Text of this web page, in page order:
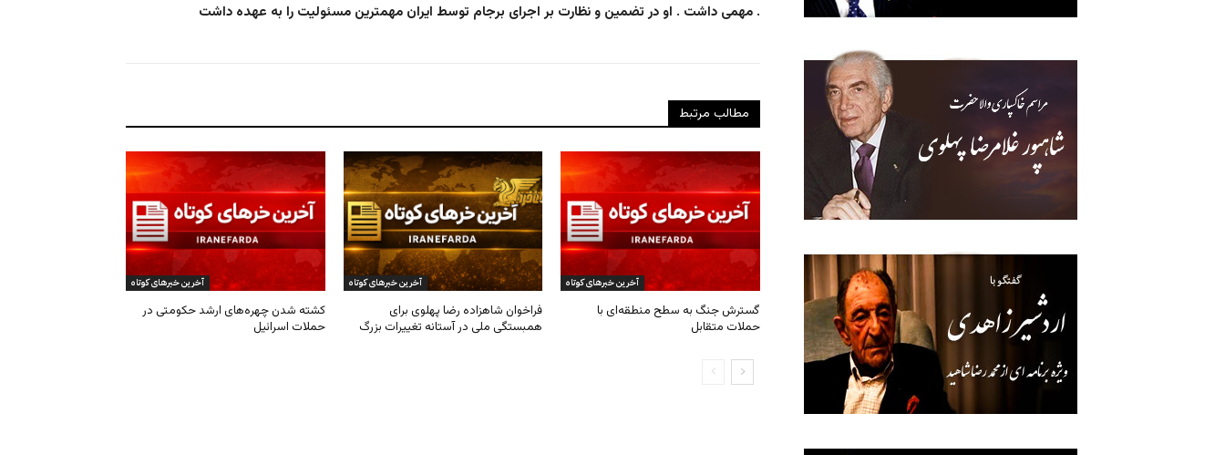
مهمی داشت . او در تضمین و نظارت بر اجرای برجام توسط ایران مهمترین مسئولیت را به عهده داشت .
مطالب مرتبط
آخرین خبرهای کوتاه
کشته شدن چهره‌های ارشد حکومتی در
حملات اسرائیل
آخرین خبرهای کوتاه
فراخوان شاهزاده رضا پهلوی برای
همبستگی ملی در آستانه تغییرات بزرگ
آخرین خبرهای کوتاه
گسترش جنگ به سطح منطقه‌ای با
حملات متقابل